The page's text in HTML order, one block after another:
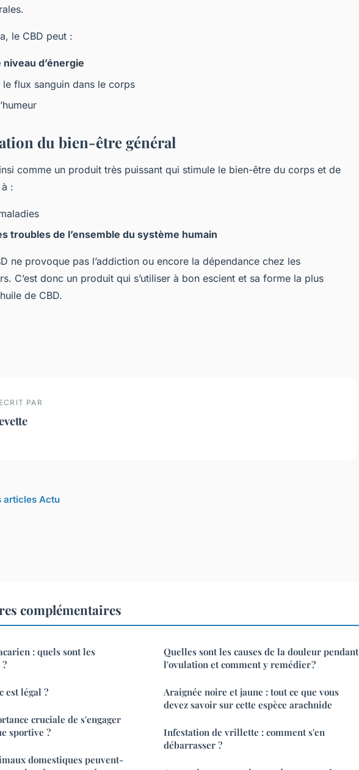
le CBD peut :
d’énergie
le flux sanguin dans le corps
du bien-être général
comme un produit très puissant qui stimule le bien-être du corps et de
:
troubles de l’ensemble du système humain
ne provoque pas l’addiction ou encore la dépendance chez les
C’est donc un produit qui s’utiliser à bon escient et sa forme la plus
de CBD.
ECRIT PAR
articles Actu
complémentaires
: quels sont les
est légal ?
cruciale de s'engager
sportive ?
domestiques peuvent-
Quelles sont les causes de la douleur pendant
l'ovulation et comment y remédier ?
Araignée noire et jaune : tout ce que vous
devez savoir sur cette espèce arachnide
Infestation de vrillette : comment s'en
débarrasser ?